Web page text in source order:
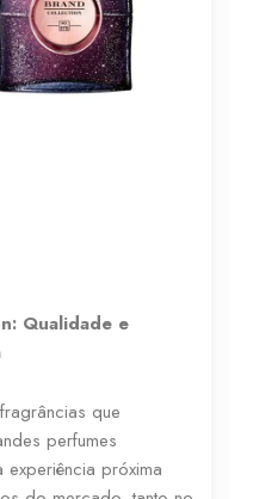
Qualidade e
que
perfumes
próxima